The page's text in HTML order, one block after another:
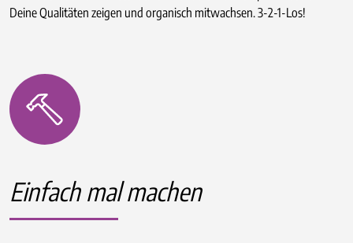
Deine Qualitäten zeigen und organisch mitwachsen. 3-2-1-Los!
Einfach mal machen